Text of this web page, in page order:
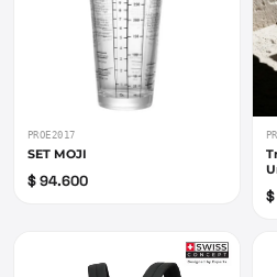
PROE2017
SET MOJI
$ 94.600